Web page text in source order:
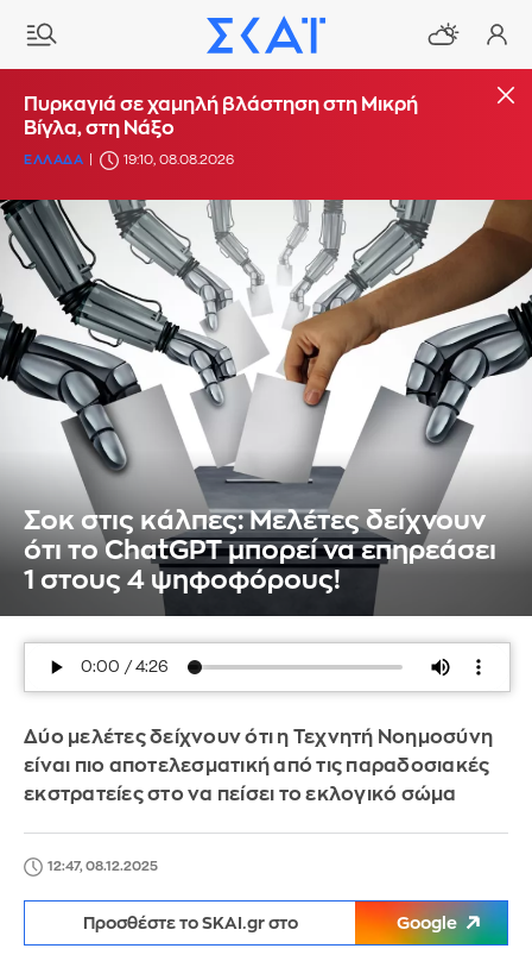
Πυρκαγιά σε χαμηλή βλάστηση στη Μικρή
Βίγλα, στη Νάξο
ΕΛΛΑΔΑ 19:10, 08.08.2026
Σοκ στις κάλπες: Μελέτες δείχνουν
ότι το ChatGPT μπορεί να επηρεάσει
1 στους 4 ψηφοφόρους!
Δύο μελέτες δείχνουν ότι η Τεχνητή Νοημοσύνη
είναι πιο αποτελεσματική από τις παραδοσιακές
εκστρατείες στο να πείσει το εκλογικό σώμα
12:47, 08.12.2025
Προσθέστε το SKAI.gr στο Google